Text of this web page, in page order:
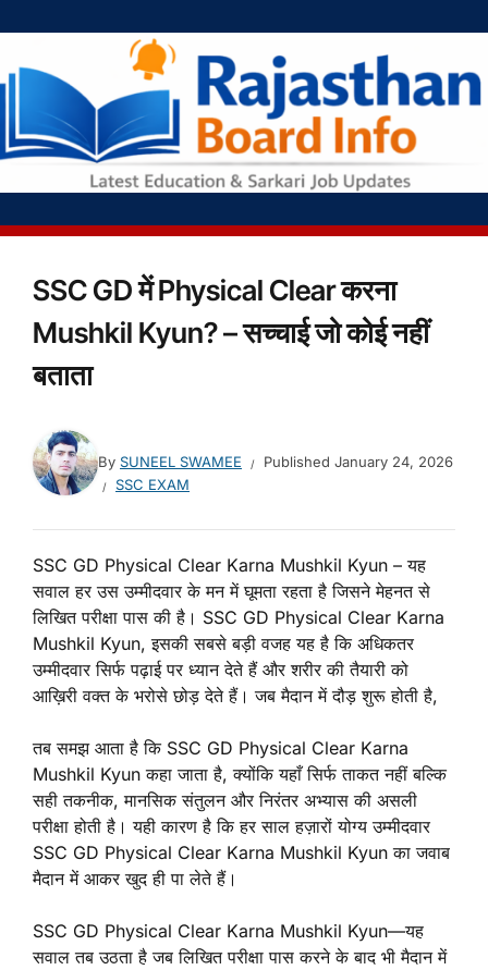
SSC GD में Physical Clear करना
Mushkil Kyun? – सच्चाई जो कोई नहीं
बताता
By SUNEEL SWAMEE Published January 24, 2026
SSC EXAM
SSC GD Physical Clear Karna Mushkil Kyun – यह
सवाल हर उस उम्मीदवार के मन में घूमता रहता है जिसने मेहनत से
लिखित परीक्षा पास की है। SSC GD Physical Clear Karna
Mushkil Kyun, इसकी सबसे बड़ी वजह यह है कि अधिकतर
उम्मीदवार सिर्फ पढ़ाई पर ध्यान देते हैं और शरीर की तैयारी को
आख़िरी वक्त के भरोसे छोड़ देते हैं। जब मैदान में दौड़ शुरू होती है,
तब समझ आता है कि SSC GD Physical Clear Karna
Mushkil Kyun कहा जाता है, क्योंकि यहाँ सिर्फ ताकत नहीं बल्कि
सही तकनीक, मानसिक संतुलन और निरंतर अभ्यास की असली
परीक्षा होती है। यही कारण है कि हर साल हज़ारों योग्य उम्मीदवार
SSC GD Physical Clear Karna Mushkil Kyun का जवाब
मैदान में आकर खुद ही पा लेते हैं।
SSC GD Physical Clear Karna Mushkil Kyun—यह
सवाल तब उठता है जब लिखित परीक्षा पास करने के बाद भी मैदान में